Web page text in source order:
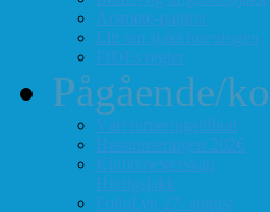
Årsmøte-papirer
Litt om sjakkforeningen
FIDEs regler
Pågående/
Vårt turneringstilbud
Høstturneringen 2026
Klubbmesterskap
Hurtigsjakk
FolloLyn 27. august